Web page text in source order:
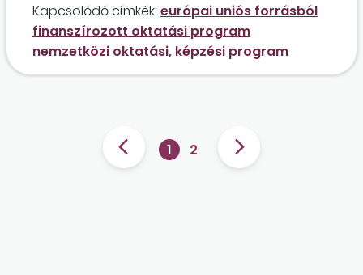
Kapcsolódó címkék: európai uniós forrásból
finanszírozott oktatási program
nemzetközi oktatási, képzési program
1 2